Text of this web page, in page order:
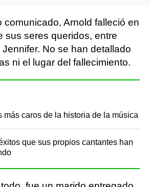
comunicado, Arnold falleció en
sus seres queridos, entre
No se han detallado
ni el lugar del fallecimiento.
más caros de la historia de la música
que sus propios cantantes han